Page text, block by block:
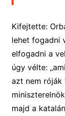
Kifejtette:
lehet fogadni
elfogadni a
úgy vélte:
azt nem róják
majd a